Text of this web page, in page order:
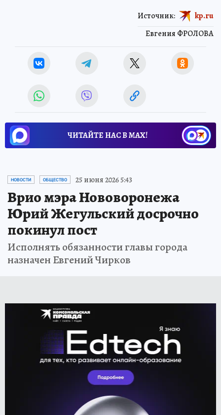
Евгения ФРОЛОВА
Источник: kp.ru
ЧИТАЙТЕ НАС В МАХ!
НОВОСТИ ОБЩЕСТВО 25 июня 2026 5:43
Врио мэра Нововоронежа
Юрий Жегульский досрочно
покинул пост
Исполнять обязанности главы города
назначен Евгений Чирков